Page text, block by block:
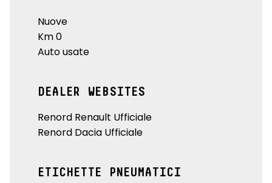
Nuove
Km 0
Auto usate
DEALER WEBSITES
Renord Renault Ufficiale
Renord Dacia Ufficiale
ETICHETTE PNEUMATICI